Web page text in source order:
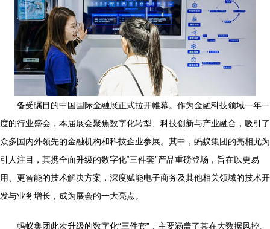
备受瞩目的中国国际金融展正式拉开帷幕。作为金融科技领域一年一
度的行业盛会，本届展会聚焦数字化转型、科技创新与产业融合，吸引了
众多国内外领先的金融机构和科技企业参展。其中，蚂蚁集团的亮相尤为
引人注目，其携全面升级的数字化“三件套”产品重磅登场，旨在以更易
用、更智能的技术解决方案，深度赋能电子商务及其他相关领域的技术开
发与业务增长，成为展会的一大亮点。
蚂蚁集团此次升级的数字化“三件套”，主要涵盖了其在大数据风控、